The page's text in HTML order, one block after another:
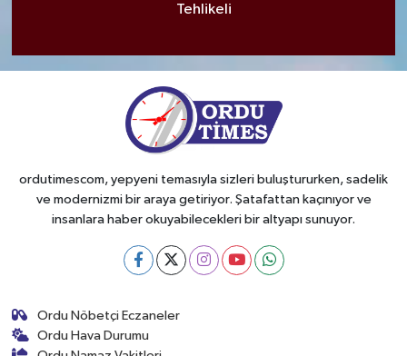
Tehlikeli
ordutimescom, yepyeni temasıyla sizleri buluştururken, sadelik
ve modernizmi bir araya getiriyor. Şatafattan kaçınıyor ve
insanlara haber okuyabilecekleri bir altyapı sunuyor.
Ordu Nöbetçi Eczaneler
Ordu Hava Durumu